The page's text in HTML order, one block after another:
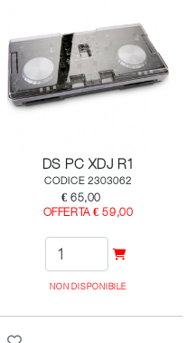
DS PC XDJ R1
CODICE 2303062
€ 65,00
OFFERTA € 59,00
NON DISPONIBILE